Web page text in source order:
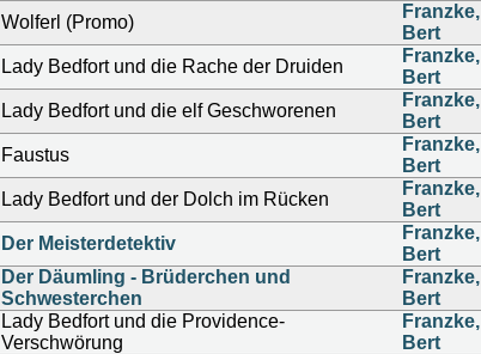
Wolferl (Promo)
Franzke,
Bert
Lady Bedfort und die Rache der Druiden
Franzke,
Bert
Lady Bedfort und die elf Geschworenen
Franzke,
Bert
Faustus
Franzke,
Bert
Lady Bedfort und der Dolch im Rücken
Franzke,
Bert
Der Meisterdetektiv
Franzke,
Bert
Der Däumling - Brüderchen und
Schwesterchen
Franzke,
Bert
Lady Bedfort und die Providence-
Verschwörung
Franzke,
Bert